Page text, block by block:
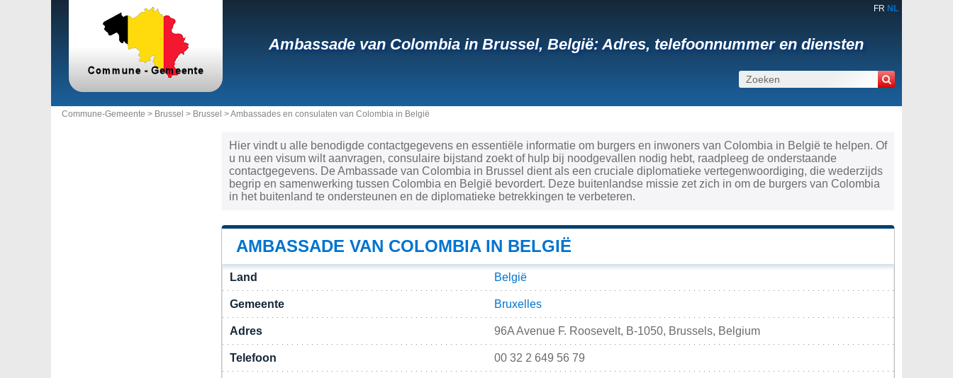
FR NL
Ambassade van Colombia in Brussel, België: Adres, telefoonnummer en diensten
Commune-Gemeente > Brussel > Brussel >Ambassades en consulaten van Colombia in België
Hier vindt u alle benodigde contactgegevens en essentiële informatie om burgers en inwoners van Colombia in België te helpen. Of
u nu een visum wilt aanvragen, consulaire bijstand zoekt of hulp bij noodgevallen nodig hebt, raadpleeg de onderstaande
contactgegevens. De Ambassade van Colombia in Brussel dient als een cruciale diplomatieke vertegenwoordiging, die wederzijds
begrip en samenwerking tussen Colombia en België bevordert. Deze buitenlandse missie zet zich in om de burgers van Colombia
in het buitenland te ondersteunen en de diplomatieke betrekkingen te verbeteren.
AMBASSADE VAN COLOMBIA IN BELGIË
Land België
Gemeente Bruxelles
Adres 96A Avenue F. Roosevelt, B-1050, Brussels, Belgium
Telefoon 00 32 2 649 56 79